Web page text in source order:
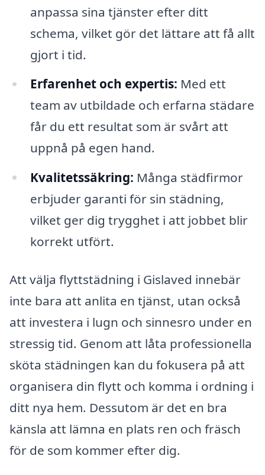
anpassa sina tjänster efter ditt
schema, vilket gör det lättare att få allt
gjort i tid.
Erfarenhet och expertis: Med ett
team av utbildade och erfarna städare
får du ett resultat som är svårt att
uppnå på egen hand.
Kvalitetssäkring: Många städfirmor
erbjuder garanti för sin städning,
vilket ger dig trygghet i att jobbet blir
korrekt utfört.
Att välja flyttstädning i Gislaved innebär
inte bara att anlita en tjänst, utan också
att investera i lugn och sinnesro under en
stressig tid. Genom att låta professionella
sköta städningen kan du fokusera på att
organisera din flytt och komma i ordning i
ditt nya hem. Dessutom är det en bra
känsla att lämna en plats ren och fräsch
för de som kommer efter dig.